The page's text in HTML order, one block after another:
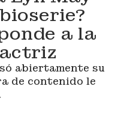
a la
abiertamente su
de contenido le